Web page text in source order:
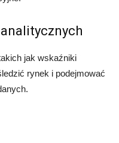
jak wskaźniki
rynek i podejmować